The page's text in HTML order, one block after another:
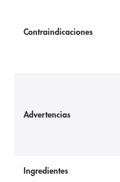
Contraindicaciones
Advertencias
Ingredientes